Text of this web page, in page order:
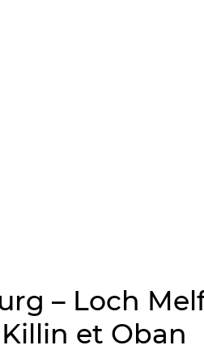
– Loch
et Oban